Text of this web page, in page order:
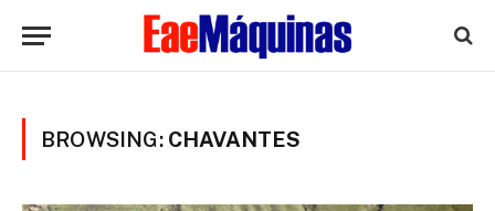
BROWSING: CHAVANTES